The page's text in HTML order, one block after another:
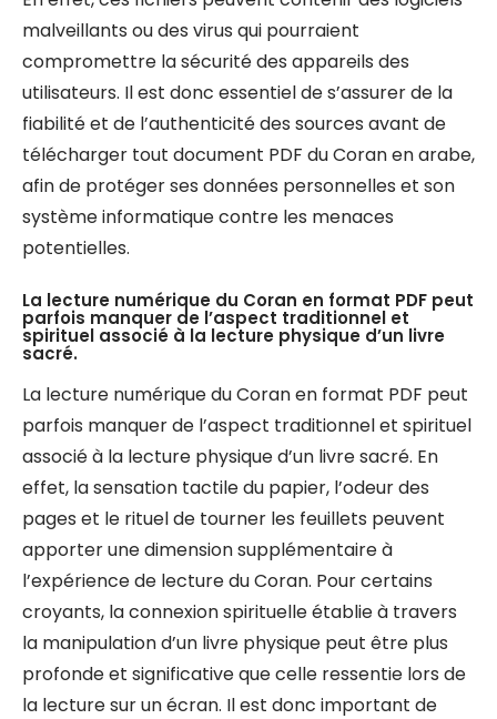
malveillants ou des virus qui pourraient
compromettre la sécurité des appareils des
utilisateurs. Il est donc essentiel de s’assurer de la
fiabilité et de l’authenticité des sources avant de
télécharger tout document PDF du Coran en arabe,
afin de protéger ses données personnelles et son
système informatique contre les menaces
potentielles.
La lecture numérique du Coran en format PDF peut
parfois manquer de l’aspect traditionnel et
spirituel associé à la lecture physique d’un livre
sacré.
La lecture numérique du Coran en format PDF peut
parfois manquer de l’aspect traditionnel et spirituel
associé à la lecture physique d’un livre sacré. En
effet, la sensation tactile du papier, l’odeur des
pages et le rituel de tourner les feuillets peuvent
apporter une dimension supplémentaire à
l’expérience de lecture du Coran. Pour certains
croyants, la connexion spirituelle établie à travers
la manipulation d’un livre physique peut être plus
profonde et significative que celle ressentie lors de
la lecture sur un écran. Il est donc important de